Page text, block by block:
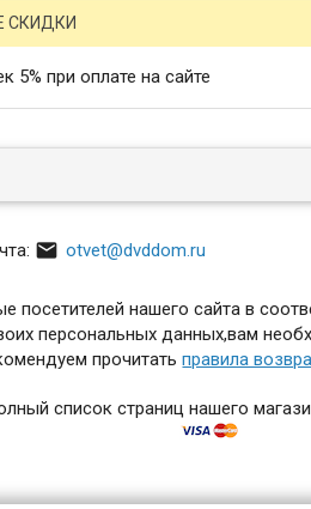
СКИДКИ
5% при оплате на сайте
 otvet@dvddom.ru
нашего сайта в
персональных данных,вам
прочитатьправила
список страниц нашего